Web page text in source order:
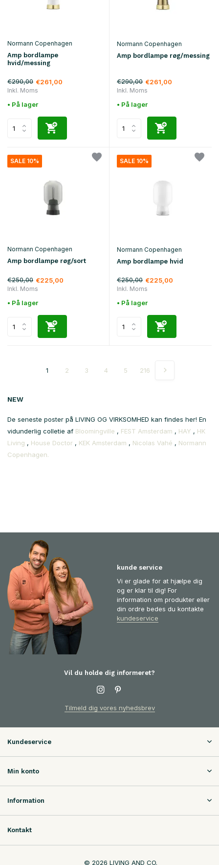
Normann Copenhagen
Amp bordlampe
hvid/messing
€290,00 €261,00
Inkl. Moms
• På lager
Normann Copenhagen
Amp bordlampe røg/messing
€290,00 €261,00
Inkl. Moms
• På lager
SALE 10%
Normann Copenhagen
Amp bordlampe røg/sort
€250,00 €225,00
Inkl. Moms
• På lager
SALE 10%
Normann Copenhagen
Amp bordlampe hvid
€250,00 €225,00
Inkl. Moms
• På lager
1 2 3 4 5 216
NEW
De seneste poster på LIVING OG VIRKSOMHED kan findes her! En
vidunderlig colletie af Bloomingville , FEST Amsterdam , HAY , HK
Living , House Doctor , KEK Amsterdam , Nicolas Vahé , Normann
Copenhagen.
kunde service
Vi er glade for at hjælpe dig
og er klar til dig! For
information om produkter eller
din ordre bedes du kontakte
kundeservice
Vil du holde dig informeret?
Tilmeld dig vores nyhedsbrev
Kundeservice
Min konto
Information
Kontakt
© 2026 LIVING AND CO.